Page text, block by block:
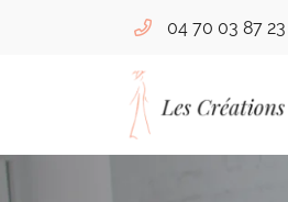
04 70 03 87 23
03100 Montluçon
04 70 03 87 23